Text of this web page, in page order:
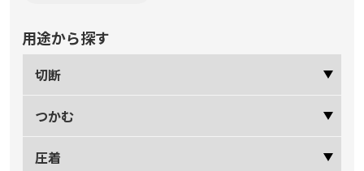
用途から探す
切断
つかむ
圧着